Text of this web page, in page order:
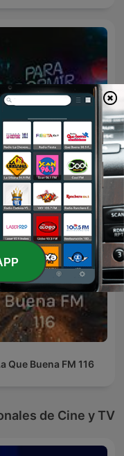
Para Dormir Después
Que Buena FM 116
de Cine y TV